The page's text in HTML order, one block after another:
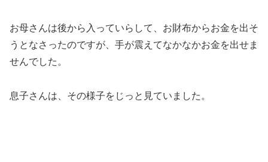
お母さんは後から入っていらして、お財布からお金を出そ
うとなさったのですが、手が震えてなかなかお金を出せま
せんでした。
息子さんは、その様子をじっと見ていました。